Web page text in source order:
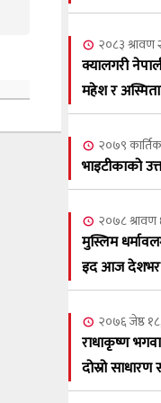
सूर्य
२०८३ श्रावण ६,
६
२०८३
पत्रिका
७
महेश र
८
महेश र
२०८३ श्रावण
क्यालगरी
महेश र
२०७९
भाइटीकाको
२०७८ श्रावण
मुस्लिम
इद आज देशभर
२०७६ जेष्ठ
राधाकृष्ण
दोस्रो साधारण